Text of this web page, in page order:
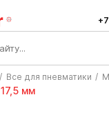
Все для пневматики
17,5 мм